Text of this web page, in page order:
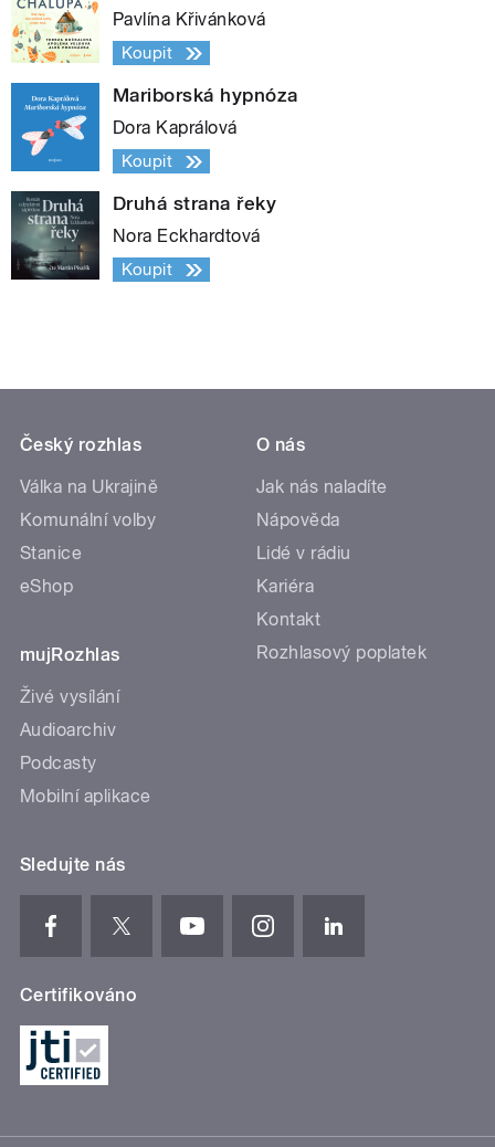
Pavlína Křivánková
Koupit
Mariborská hypnóza
Dora Kaprálová
Koupit
Druhá strana řeky
Nora Eckhardtová
Koupit
Český rozhlas
Válka na Ukrajině
Komunální volby
Stanice
eShop
mujRozhlas
Živé vysílání
Audioarchiv
Podcasty
Mobilní aplikace
O nás
Jak nás naladíte
Nápověda
Lidé v rádiu
Kariéra
Kontakt
Rozhlasový poplatek
Sledujte nás
Certifikováno